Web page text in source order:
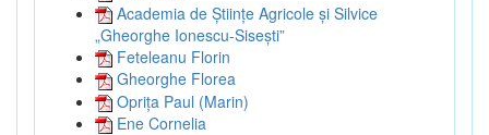
Academia de Științe Agricole și Silvice
„Gheorghe Ionescu-Sisești”
Feteleanu Florin
Gheorghe Florea
Oprița Paul (Marin)
Ene Cornelia